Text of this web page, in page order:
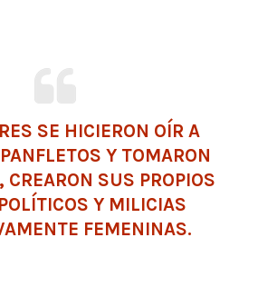
SE HICIERON OÍR A
Y TOMARON
CREARON SUS PROPIOS
Y MILICIAS
FEMENINAS.